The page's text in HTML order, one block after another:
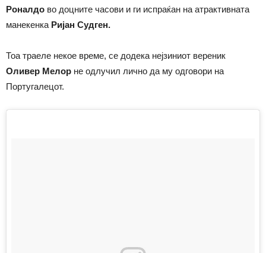
Роналдо во доцните часови и ги испраќан на атрактивната
манекенка Ријан Судген.
Тоа траеле некое време, се додека нејзиниот вереник
Оливер Мелор не одлучил лично да му одговори на
Португалецот.